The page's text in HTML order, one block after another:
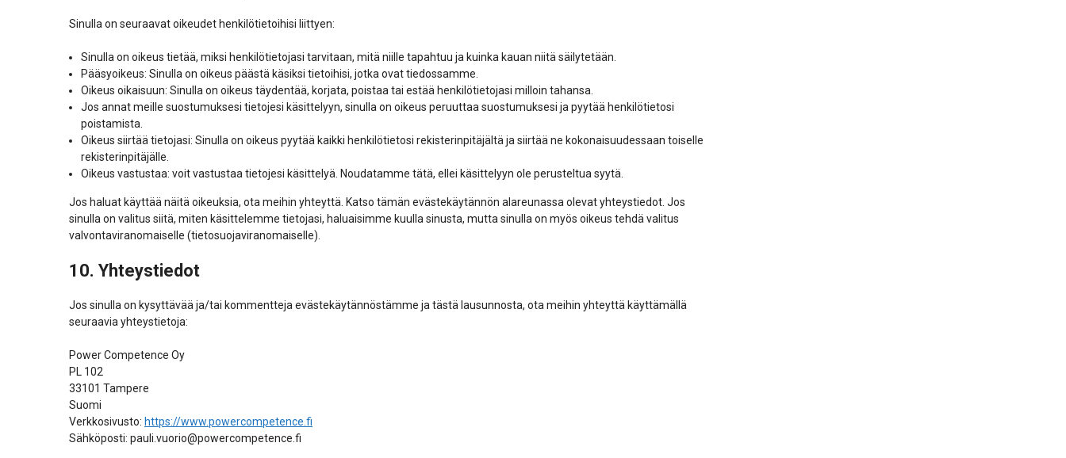
Sinulla on seuraavat oikeudet henkilötietoihisi liittyen:
Sinulla on oikeus tietää, miksi henkilötietojasi tarvitaan, mitä niille tapahtuu ja kuinka kauan niitä säilytetään.
Pääsyoikeus: Sinulla on oikeus päästä käsiksi tietoihisi, jotka ovat tiedossamme.
Oikeus oikaisuun: Sinulla on oikeus täydentää, korjata, poistaa tai estää henkilötietojasi milloin tahansa.
Jos annat meille suostumuksesi tietojesi käsittelyyn, sinulla on oikeus peruuttaa suostumuksesi ja pyytää henkilötietosi
poistamista.
Oikeus siirtää tietojasi: Sinulla on oikeus pyytää kaikki henkilötietosi rekisterinpitäjältä ja siirtää ne kokonaisuudessaan toiselle
rekisterinpitäjälle.
Oikeus vastustaa: voit vastustaa tietojesi käsittelyä. Noudatamme tätä, ellei käsittelyyn ole perusteltua syytä.
Jos haluat käyttää näitä oikeuksia, ota meihin yhteyttä. Katso tämän evästekäytännön alareunassa olevat yhteystiedot. Jos
sinulla on valitus siitä, miten käsittelemme tietojasi, haluaisimme kuulla sinusta, mutta sinulla on myös oikeus tehdä valitus
valvontaviranomaiselle (tietosuojaviranomaiselle).
10. Yhteystiedot
Jos sinulla on kysyttävää ja/tai kommentteja evästekäytännöstämme ja tästä lausunnosta, ota meihin yhteyttä käyttämällä
seuraavia yhteystietoja:
Power Competence Oy
PL 102
33101 Tampere
Suomi
Verkkosivusto: https://www.powercompetence.fi
Sähköposti: pauli.vuorio@powercompetence.fi